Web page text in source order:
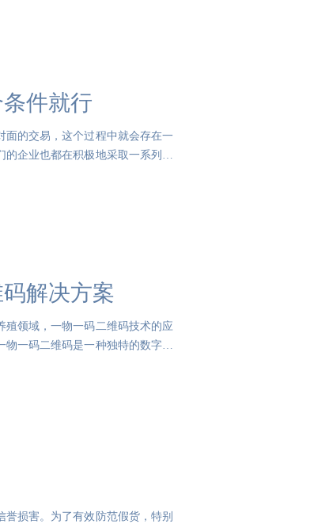
件就行
面的交易，这个过程中就会存在一
的企业也都在积极地采取一系列措
解决方案
殖领域，一物一码二维码技术的应
物一码二维码是一种独特的数字标
损害。为了有效防范假货，特别